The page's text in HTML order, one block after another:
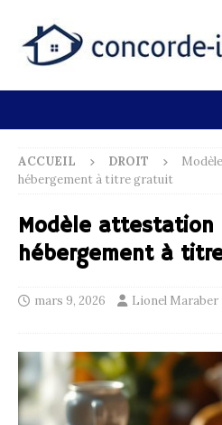
ACCUEIL DROIT
hébergement à titre gratuit
Modèle attestation
hébergement à
mars 9, 2026 Lionel Maraber